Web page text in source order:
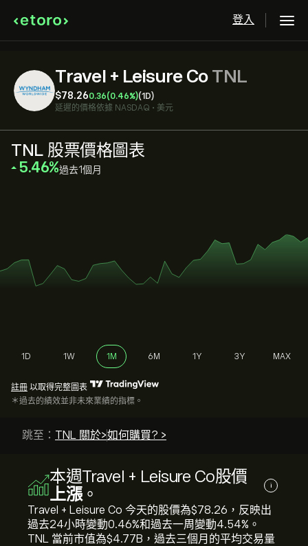
登入
Travel + Leisure Co TNL
‎$‎78.260.36(0.46%)(1D)
延遲的價格依據 NASDAQ • 美元
TNL 股票價格圖表
‎5.46‎ 過去1個月
1D 1W 1M 6M 1Y 3Y MAX
註冊 以取得完整圖表
＊過去的績效並非未來業績的指標。
跳至： TNL 關於>如何購買? >
本週Travel + Leisure Co股價
上漲。 i
Travel + Leisure Co 今天的股價為‎$‎78.26，反映出
過去24小時變動‎0.46‎%和過去一周變動‎4.54‎%。
TNL 當前市值為‎$‎4.77B，過去三個月的平均交易量